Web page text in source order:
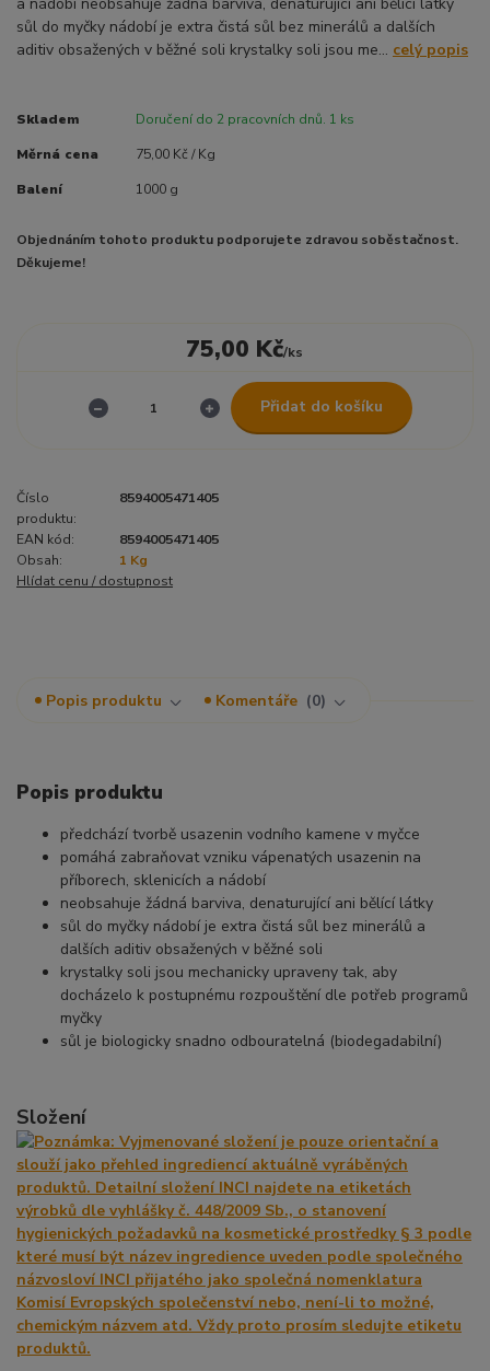
sůl do myčky nádobí je extra čistá sůl bez minerálů a dalších
aditiv obsažených v běžné soli krystalky soli jsou me... celý popis
Skladem Doručení do 2 pracovních dnů. 1 ks
Měrná cena 75,00 Kč / Kg
Balení 1000 g
Objednáním tohoto produktu podporujete zdravou soběstačnost.
Děkujeme!
75,00 Kč/ks
Přidat do košíku
Číslo
produktu:
8594005471405
EAN kód:
8594005471405
Obsah:
1 Kg
Hlídat cenu / dostupnost
Popis produktu Komentáře 0
Popis produktu
předchází tvorbě usazenin vodního kamene v myčce
pomáhá zabraňovat vzniku vápenatých usazenin na
příborech, sklenicích a nádobí
neobsahuje žádná barviva, denaturující ani bělící látky
sůl do myčky nádobí je extra čistá sůl bez minerálů a
dalších aditiv obsažených v běžné soli
krystalky soli jsou mechanicky upraveny tak, aby
docházelo k postupnému rozpouštění dle potřeb programů
myčky
sůl je biologicky snadno odbouratelná (biodegadabilní)
Složení